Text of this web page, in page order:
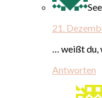
21.
… weißt
Antworten